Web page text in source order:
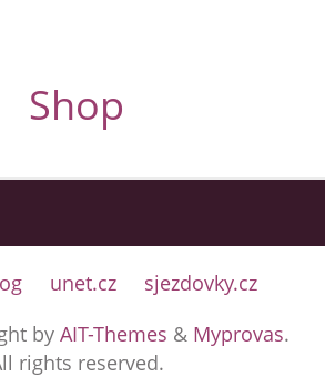
Shop
unet.cz
sjezdovky.cz
by AIT-Themes & Myprovas.
rights reserved.